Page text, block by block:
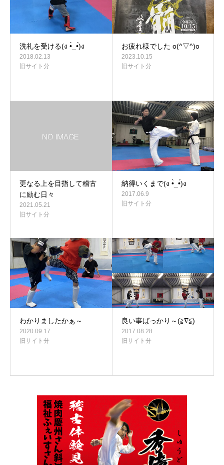
洗礼を受ける(ง •̀_•́)ง
2018.02.13
旧サイト分
お疲れ様でした o(^▽^)o
2023.10.15
旧サイト分
更なる上を目指して稽古
に励む日々
2021.05.21
旧サイト分
納得いくまで(ง •̀_•́)ง
2017.06.9
旧サイト分
わかりましたかぁ～
2020.09.17
旧サイト分
良い事ばっかり～(≧∇≦)
2017.08.28
旧サイト分